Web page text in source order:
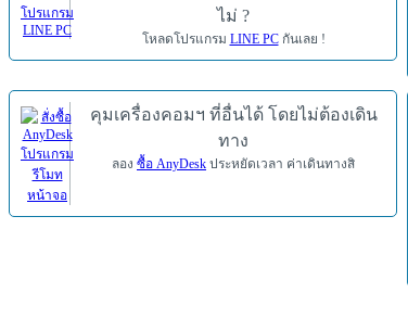
ไม่ ?
โหลดโปรแกรม LINE PCกันเลย !
คุมเครื่องคอมฯ ที่อื่นได้ โดยไม่ต้องเดิน
ทาง
ลอง ซื้อ AnyDesk ประหยัดเวลา ค่าเดินทางสิ